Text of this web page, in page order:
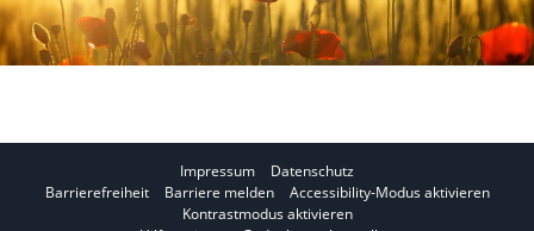
Impressum
Datenschutz
Barrierefreiheit
Barriere melden
I
m
Accessibility-Modus aktivieren
IKontrastmodus aktivieren